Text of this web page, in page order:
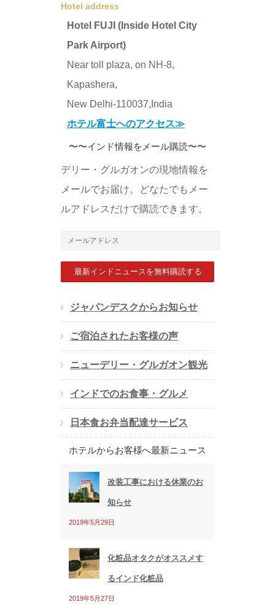
Hotel address
Hotel FUJI (Inside Hotel City
Park Airport)
Near toll plaza, on NH-8,
Kapashera,
New Delhi-110037,India
ホテル富士へのアクセス≫
〜〜インド情報をメール購読〜〜
デリー・グルガオンの現地情報を
メールでお届け。どなたでもメー
ルアドレスだけで購読できます。
レ
ジャパンデスクからお知らせ
ご宿泊されたお客様の声
ニューデリー・グルガオン観光
インドでのお食事・グルメ
日本食お弁当配達サービス
ホテルからお客様へ最新ニュース
改装工事における休業のお
知らせ
2019年5月29日
化粧品オタクがオススメす
るインド化粧品
2019年5月27日